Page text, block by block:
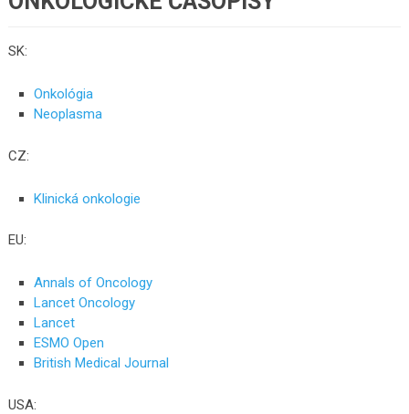
SK:
Onkológia
Neoplasma
CZ:
Klinická onkologie
EU:
Annals of Oncology
Lancet Oncology
Lancet
ESMO Open
British Medical Journal
USA: